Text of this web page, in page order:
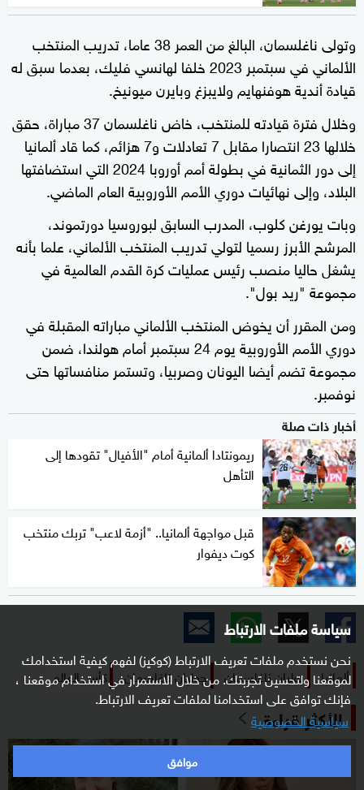
سياسة ملفات الارتباط
نحن نستخدم ملفات تعريف الارتباط (كوكيز) لفهم كيفية استخدامك
لموقعنا ولتحسين تجربتك. من خلال الاستمرار في استخدام موقعنا ،
فإنك توافق على استخدامنا لملفات تعريف الارتباط.
سياسية الخصوصية
موافق
وتولى ناغلسمان، البالغ من العمر 38 عاما، تدريب المنتخب
الألماني في سبتمبر 2023 خلفا لهانسي فليك، بعدما سبق له
قيادة أندية هوفنهايم ولايبزغ وبايرن ميونيخ.
وخلال فترة قيادته للمنتخب، خاض ناغلسمان 37 مباراة، حقق
خلالها 23 انتصارا مقابل 7 تعادلات و7 هزائم، كما قاد ألمانيا
إلى دور الثمانية في بطولة أمم أوروبا 2024 التي استضافتها
البلاد، وإلى نهائيات دوري الأمم الأوروبية العام الماضي.
وبات يورغن كلوب، المدرب السابق لبوروسيا دورتموند،
المرشح الأبرز رسميا لتولي تدريب المنتخب الألماني، علما بأنه
يشغل حاليا منصب رئيس عمليات كرة القدم العالمية في
مجموعة "ريد بول".
ومن المقرر أن يخوض المنتخب الألماني مباراته المقبلة في
دوري الأمم الأوروبية يوم 24 سبتمبر أمام هولندا، ضمن
مجموعة تضم أيضا اليونان وصربيا، وتستمر منافساتها حتى
نوفمبر.
أخبار ذات صلة
ريمونتادا ألمانية أمام "الأفيال" تقودها إلى
التأهل
قبل مواجهة ألمانيا.. "أزمة لاعب" تربك منتخب
كوت ديفوار
ألمانيا يوليان ناغلسمان جوليان ناغلسمان كأس العالم
الأكثر قراءة